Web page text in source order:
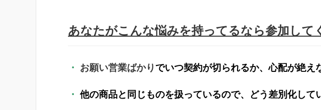
あなたがこんな悩みを持ってるなら参加して
・ お願い営業ばかりでいつ契約が切られるか、心配が絶
・ 他の商品と同じものを扱っているので、どう差別化し